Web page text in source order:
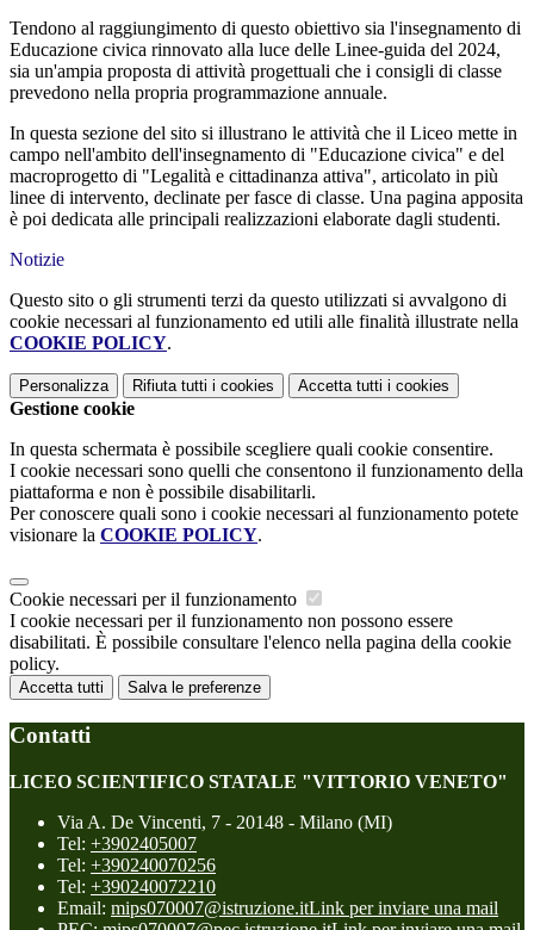
Tendono al raggiungimento di questo obiettivo sia l'insegnamento di
Educazione civica rinnovato alla luce delle Linee-guida del 2024,
sia un'ampia proposta di attività progettuali che i consigli di classe
prevedono nella propria programmazione annuale.
In questa sezione del sito si illustrano le attività che il Liceo mette in
campo nell'ambito dell'insegnamento di "Educazione civica" e del
macroprogetto di "Legalità e cittadinanza attiva", articolato in più
linee di intervento, declinate per fasce di classe. Una pagina apposita
è poi dedicata alle principali realizzazioni elaborate dagli studenti.
Notizie
Questo sito o gli strumenti terzi da questo utilizzati si avvalgono di
cookie necessari al funzionamento ed utili alle finalità illustrate nella
COOKIE POLICY.
Personalizza Rifiuta tutti i cookies Accetta tutti i cookies
Gestione cookie
In questa schermata è possibile scegliere quali cookie consentire.
I cookie necessari sono quelli che consentono il funzionamento della
piattaforma e non è possibile disabilitarli.
Per conoscere quali sono i cookie necessari al funzionamento potete
visionare la COOKIE POLICY.
Cookie necessari per il funzionamento
I cookie necessari per il funzionamento non possono essere
disabilitati. È possibile consultare l'elenco nella pagina della cookie
policy.
Accetta tutti Salva le preferenze
Contatti
LICEO SCIENTIFICO STATALE "VITTORIO VENETO"
Via A. De Vincenti, 7 - 20148 - Milano (MI)
Tel: +3902405007
Tel: +390240070256
Tel: +390240072210
Email: mips070007@istruzione.itLink per inviare una mail